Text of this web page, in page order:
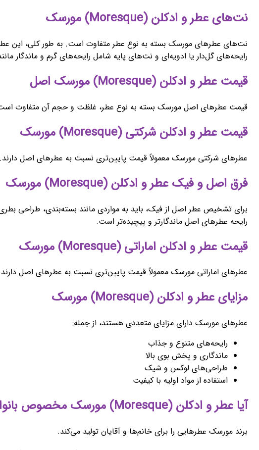
نت‌های عطر و ادکلن (Moresque) مورسک
نت‌های عطرهای مورسک بسته به نوع عطر متفاوت است. به طور کلی، این
رایحه‌های گل‌دار یا ادویه‌ای و نت‌های پایه شامل رایحه‌های گرم و ماندگار
قیمت عطر و ادکلن (Moresque) مورسک اصل
قیمت عطرهای اصل مورسک بسته به نوع عطر، غلظت و حجم آن متفاوت است.
قیمت عطر و ادکلن شرکتی (Moresque) مورسک
عطرهای شرکتی مورسک معمولاً قیمت پایین‌تری نسبت به عطرهای اصل
فرق اصل و فیک عطر و ادکلن (Moresque) مورسک
برای تشخیص عطر اصل از فیک، باید به مواردی مانند بسته‌بندی، طراحی
رایحه عطرهای اصل ماندگارتر و پیچیده‌تر است.
قیمت عطر و ادکلن اماراتی (Moresque) مورسک
عطرهای اماراتی مورسک معمولاً قیمت پایین‌تری نسبت به عطرهای اصل
مزایای عطر و ادکلن (Moresque) مورسک
عطرهای مورسک دارای مزایای متعددی هستند، از جمله:
رایحه‌های متنوع و جذاب
ماندگاری و پخش بوی بالا
طراحی‌های لوکس و شیک
استفاده از مواد اولیه با کیفیت
آیا عطر و ادکلن (Moresque) مورسک مخصوص بانوان است؟
برند مورسک عطرهایی را برای خانم‌ها و آقایان تولید می‌کند.